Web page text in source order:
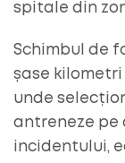
spitale din
Schimbul de
șase kilometri
unde
antreneze pe
incidentului,